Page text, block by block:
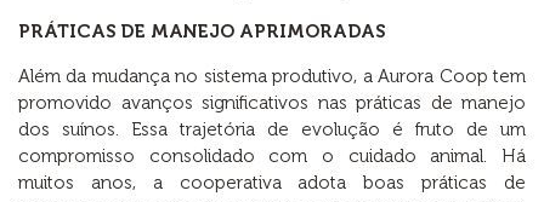
PRÁTICAS DE MANEJO APRIMORADAS
Além da mudança no sistema produtivo, a Aurora Coop tem
promovido avanços significativos nas práticas de manejo
dos suínos. Essa trajetória de evolução é fruto de um
compromisso consolidado com o cuidado animal. Há
muitos anos, a cooperativa adota boas práticas de